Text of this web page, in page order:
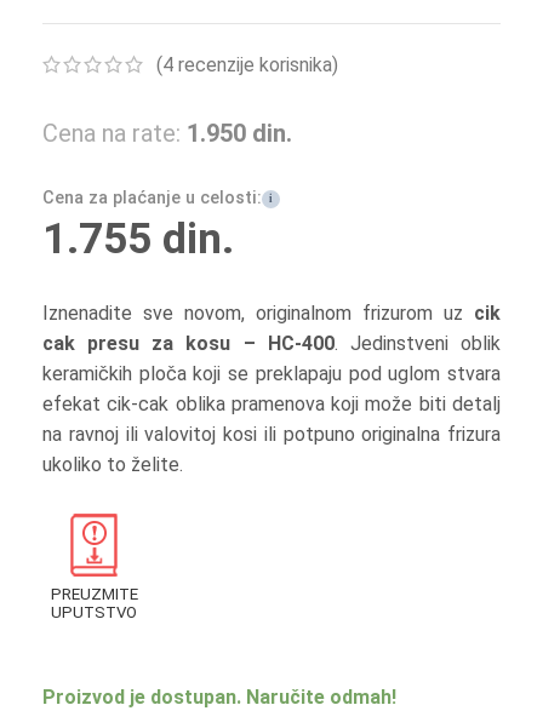
(4 recenzije korisnika)
Cena na rate: 1.950 din.
Cena za plaćanje u celosti: i
1.755 din.
Iznenadite sve novom, originalnom frizurom uz cik
cak presu za kosu – HC-400. Jedinstveni oblik
keramičkih ploča koji se preklapaju pod uglom stvara
efekat cik-cak oblika pramenova koji može biti detalj
na ravnoj ili valovitoj kosi ili potpuno originalna frizura
ukoliko to želite.
PREUZMITE
UPUTSTVO
Proizvod je dostupan. Naručite odmah!